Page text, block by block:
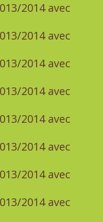
2014 avec
2014 avec
2014 avec
2014 avec
2014 avec
2014 avec
2014 avec
2014 avec